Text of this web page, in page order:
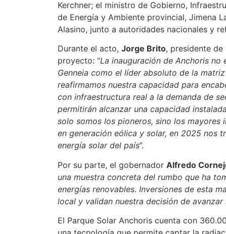
Kerchner; el ministro de Gobierno,
de Energía y Ambiente provincial, Jimena
Alasino, junto a autoridades nacionales y
Durante el acto,Jorge Brito, presidente
proyecto: “La inauguración de Anchoris
Genneia como el líder absoluto de la
reafirmamos nuestra capacidad para
con infraestructura real a la demanda de
permitirán alcanzar una capacidad
solo somos los pioneros, sino los mayores
en generación eólica y solar, en 2025 nos
energía solar del país”.
Por su parte, el gobernadorAlfredo
una muestra concreta del rumbo que ha
energías renovables. Inversiones de esta
local y validan nuestra decisión de
El Parque Solar Anchoris cuenta con